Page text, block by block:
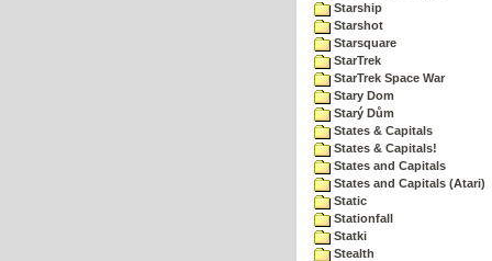
Starship
Starshot
Starsquare
StarTrek
StarTrek Space War
Stary Dom
Starý Dům
States & Capitals
States & Capitals!
States and Capitals
States and Capitals (Atari)
Static
Stationfall
Statki
Stealth